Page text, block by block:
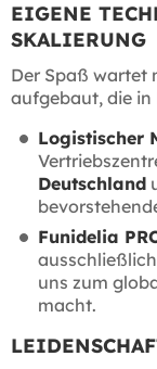
EIGENE
SKALIERUNG
Der Spaß wartet
aufgebaut, die in
Logistischer
Deutschland
Funidelia
uns zum
macht.